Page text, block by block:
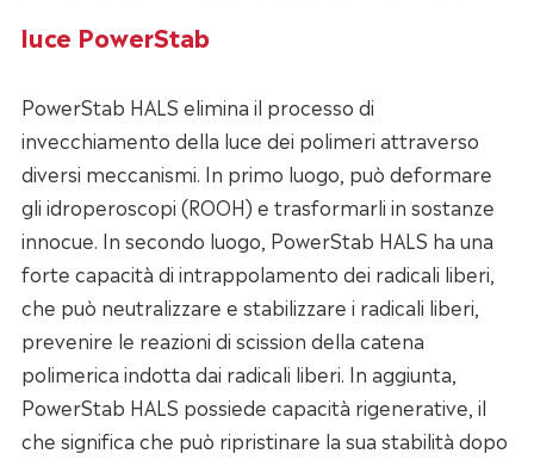
luce PowerStab
PowerStab HALS elimina il processo di
invecchiamento della luce dei polimeri attraverso
diversi meccanismi. In primo luogo, può deformare
gli idroperoscopi (ROOH) e trasformarli in sostanze
innocue. In secondo luogo, PowerStab HALS ha una
forte capacità di intrappolamento dei radicali liberi,
che può neutralizzare e stabilizzare i radicali liberi,
prevenire le reazioni di scission della catena
polimerica indotta dai radicali liberi. In aggiunta,
PowerStab HALS possiede capacità rigenerative, il
che significa che può ripristinare la sua stabilità dopo